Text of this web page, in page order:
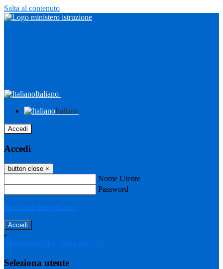
Salta al contenuto
Italiano
Italiano
Accedi
Accedi
button close ×
Nome Utente
Password
Password dimenticata?
-
Entra con SPID
Entra con CIE
Seleziona utente